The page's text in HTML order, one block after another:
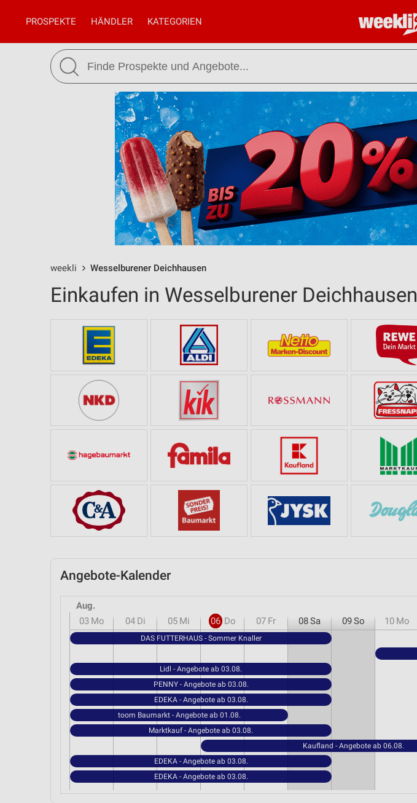
PROSPEKTE HÄNDLER KATEGORIEN
weekli Wesselburener Deichhausen
Einkaufen in Wesselburener Deichhausen
Angebote-Kalender
Aug.
03 Mo 04 Di 05 Mi 06 Do 07 Fr 08Sa 09So 10 Mo
DAS FUTTERHAUS - Sommer Knaller
Lidl - Angebote ab 03.08.
PENNY - Angebote ab 03.08.
EDEKA - Angebote ab 03.08.
toom Baumarkt - Angebote ab 01.08.
Marktkauf - Angebote ab 03.08.
Kaufland - Angebote ab 06.08.
EDEKA - Angebote ab 03.08.
EDEKA - Angebote ab 03.08.